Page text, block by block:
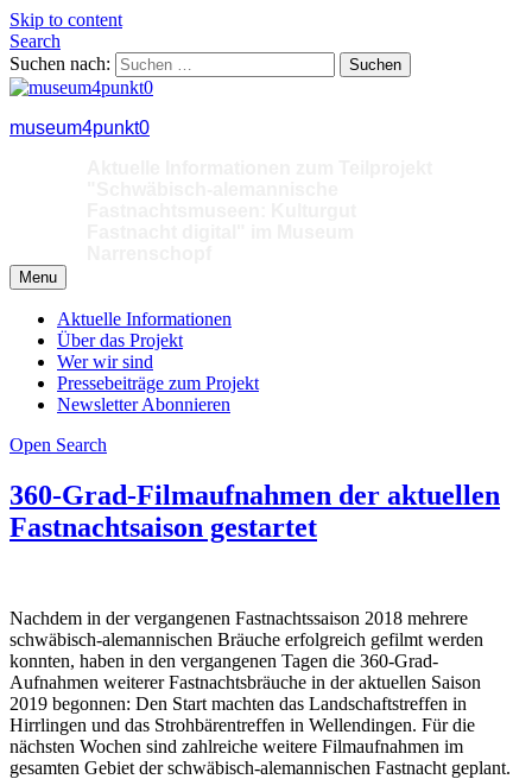
Skip to content
Search
Suchen nach:
museum4punkt0
Menu
Aktuelle Informationen
Über das Projekt
Wer wir sind
Pressebeiträge zum Projekt
Newsletter Abonnieren
Open Search
360-Grad-Filmaufnahmen der aktuellen
Fastnachtsaison gestartet
Nachdem in der vergangenen Fastnachtssaison 2018 mehrere
schwäbisch-alemannischen Bräuche erfolgreich gefilmt werden
konnten, haben in den vergangenen Tagen die 360-Grad-
Aufnahmen weiterer Fastnachtsbräuche in der aktuellen Saison
2019 begonnen: Den Start machten das Landschaftstreffen in
Hirrlingen und das Strohbärentreffen in Wellendingen. Für die
nächsten Wochen sind zahlreiche weitere Filmaufnahmen im
gesamten Gebiet der schwäbisch-alemannischen Fastnacht geplant.